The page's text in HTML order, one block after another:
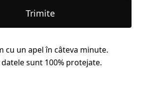
Trimite
cu un apel în câteva minute.
datele sunt 100% protejate.